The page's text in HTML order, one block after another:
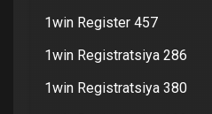
1win Register 457
1win Registratsiya 286
1win Registratsiya 380